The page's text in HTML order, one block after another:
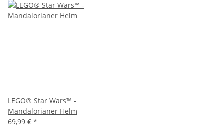
LEGO® Star Wars™ -
Mandalorianer Helm
69,99 € *